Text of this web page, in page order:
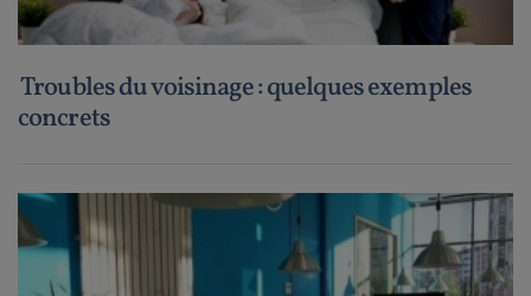
Troubles du voisinage : quelques exemples
concrets